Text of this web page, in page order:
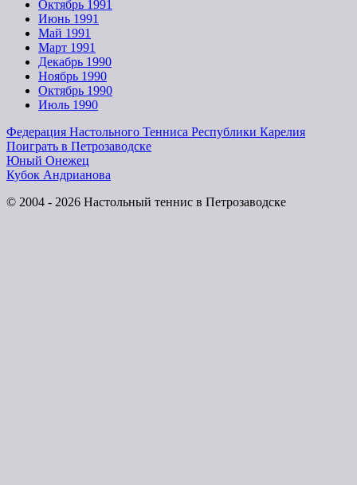
Октябрь 1991
Июнь 1991
Май 1991
Март 1991
Декабрь 1990
Ноябрь 1990
Октябрь 1990
Июль 1990
Федерация Настольного Тенниса Республики Карелия
Поиграть в Петрозаводске
Юный Онежец
Кубок Андрианова
© 2004 - 2026 Настольный теннис в Петрозаводске